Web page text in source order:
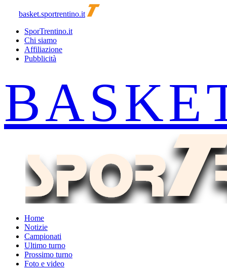
basket.sportrentino.it
SporTrentino.it
Chi siamo
Affiliazione
Pubblicità
Home
Notizie
Campionati
Ultimo turno
Prossimo turno
Foto e video